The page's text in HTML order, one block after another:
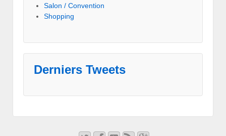
Salon / Convention
Shopping
Derniers Tweets